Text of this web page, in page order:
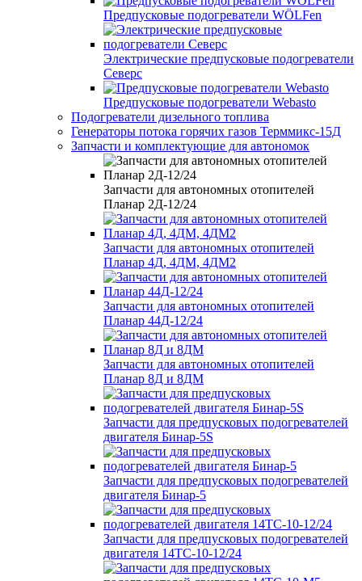
Предпусковые подогреватели WÖLFen
Электрические предпусковые подогреватели
Северс
Предпусковые подогреватели Webasto
Подогреватели дизельного топлива
Генераторы потока горячих газов Терммикс-15Д
Запчасти и комплектующие для автономок
Запчасти для автономных отопителей
Планар 2Д-12/24
Запчасти для автономных отопителей
Планар 4Д, 4ДМ, 4ДМ2
Запчасти для автономных отопителей
Планар 44Д-12/24
Запчасти для автономных отопителей
Планар 8Д и 8ДМ
Запчасти для предпусковых подогревателей
двигателя Бинар-5S
Запчасти для предпусковых подогревателей
двигателя Бинар-5
Запчасти для предпусковых подогревателей
двигателя 14ТС-10-12/24